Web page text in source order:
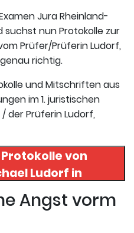
Jura Rheinland-
suchst nun Protokolle zur
Prüfer/Prüferin Ludorf,
richtig.
und Mitschriften aus
im 1. juristischen
der Prüferin Ludorf,
von
Ludorf in
finden. Hier
die Protokolle
Angst vorm